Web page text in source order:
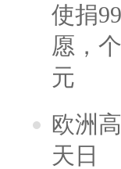
使捐
愿，
元
欧洲
天日